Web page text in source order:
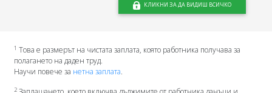
КЛИКНИ ЗА ДА ВИДИШ ВСИЧКО
1 Това е размерът на чистата заплата, която работника получава за
полагането на даден труд.
Научи повече за нетна заплата.
2